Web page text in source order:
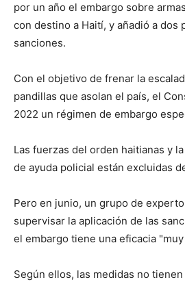
por un año el embargo sobre
con destino a Haití, y añadió a dos
sanciones.
Con el objetivo de frenar la
pandillas que asolan el país, el
2022 un régimen de embargo
Las fuerzas del orden haitianas y
de ayuda policial están excluidas
Pero en junio, un grupo de
supervisar la aplicación de las
el embargo tiene una eficacia
Según ellos, las medidas no